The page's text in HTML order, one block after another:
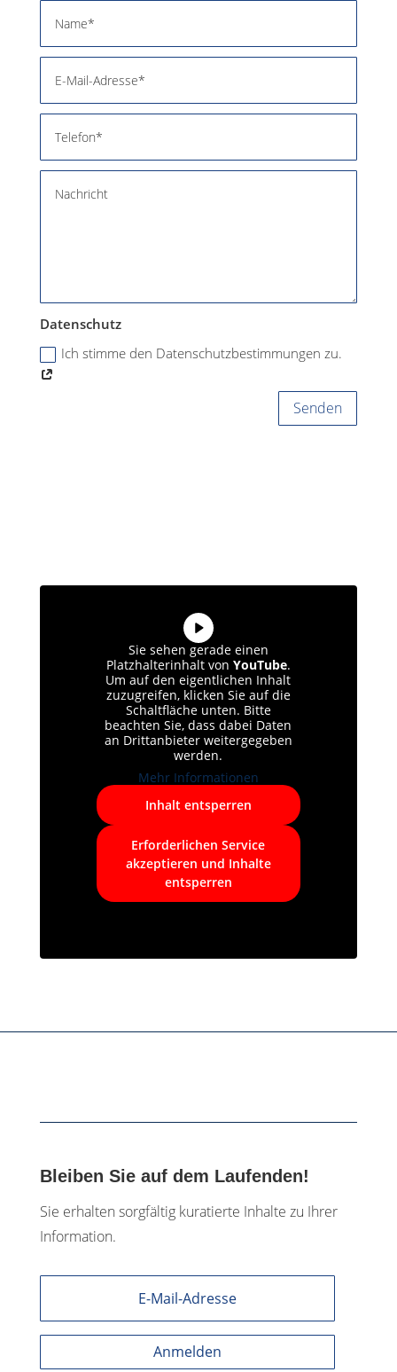
Datenschutz
Ich stimme den Datenschutzbestimmungen zu.
Senden
Sie sehen gerade einen
Platzhalterinhalt von YouTube.
Um auf den eigentlichen Inhalt
zuzugreifen, klicken Sie auf die
Schaltfläche unten. Bitte
beachten Sie, dass dabei Daten
an Drittanbieter weitergegeben
werden.
Mehr Informationen
Inhalt entsperren
Erforderlichen Service
akzeptieren und Inhalte
entsperren
Bleiben Sie auf dem Laufenden!
Sie erhalten sorgfältig kuratierte Inhalte zu Ihrer
Information.
Anmelden